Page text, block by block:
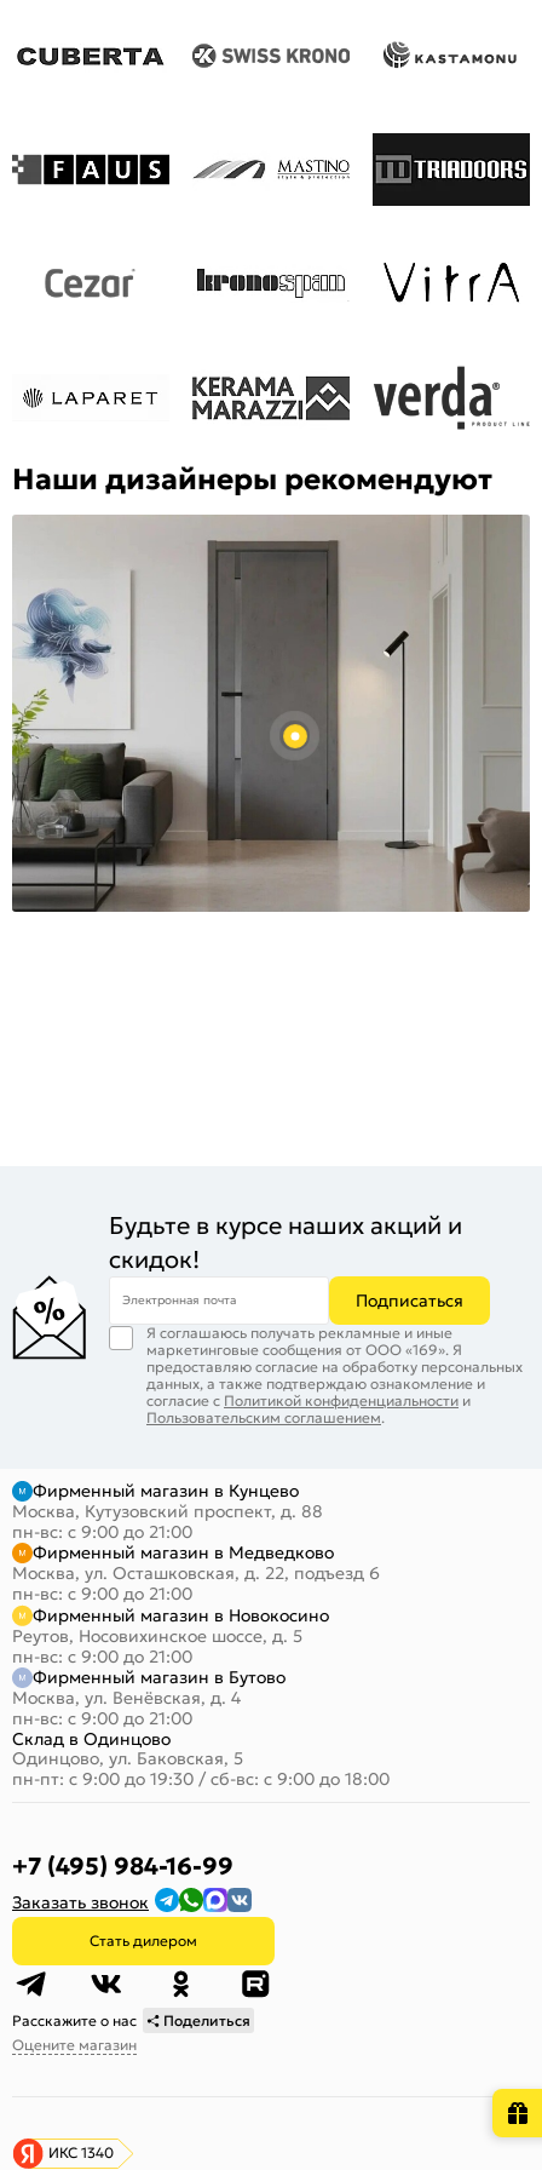
Наши дизайнеры рекомендуют
Будьте в курсе наших акций и
скидок!
Электронная почта Подписаться
Я соглашаюсь получать рекламные и иные
маркетинговые сообщения от ООО «169». Я
предоставляю согласие на обработку персональных
данных, а также подтверждаю ознакомление и
согласие с Политикой конфиденциальности и
Пользовательским соглашением.
Фирменный магазин в Кунцево
Москва, Кутузовский проспект, д. 88
пн-вс: с 9:00 до 21:00
Фирменный магазин в Медведково
Москва, ул. Осташковская, д. 22, подъезд 6
пн-вс: с 9:00 до 21:00
Фирменный магазин в Новокосино
Реутов, Носовихинское шоссе, д. 5
пн-вс: с 9:00 до 21:00
Фирменный магазин в Бутово
Москва, ул. Венёвская, д. 4
пн-вс: с 9:00 до 21:00
Склад в Одинцово
Одинцово, ул. Баковская, 5
пн-пт: с 9:00 до 19:30 / сб-вс: с 9:00 до 18:00
+7 (495) 984-16-99
Заказать звонок
Стать дилером
Расскажите о нас
Поделиться
Оцените магазин
ИКС 1340